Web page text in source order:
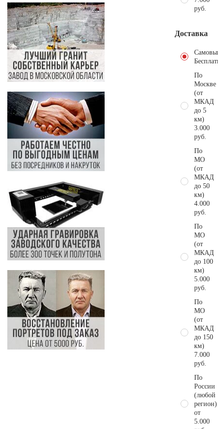
руб.
Доставка
По
Москве
(от
МКАД
до 5
км)
3.000
руб.
По
МО
(от
МКАД
до 50
км)
4.000
руб.
По
МО
(от
МКАД
до 100
км)
5.000
руб.
По
МО
(от
МКАД
до 150
км)
7.000
руб.
По
России
(любой
регион)
от
5.000